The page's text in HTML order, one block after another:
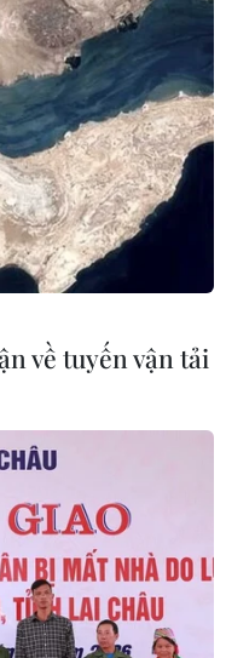
Minh Hiếu/Vietnam+)
năm Ô Chợ Dừa (quận
những khẩu hiệu, biểu
tạo nên vẻ đẹp rực rỡ
Minh Hiếu/Vietnam+)
về tuyến vận tải